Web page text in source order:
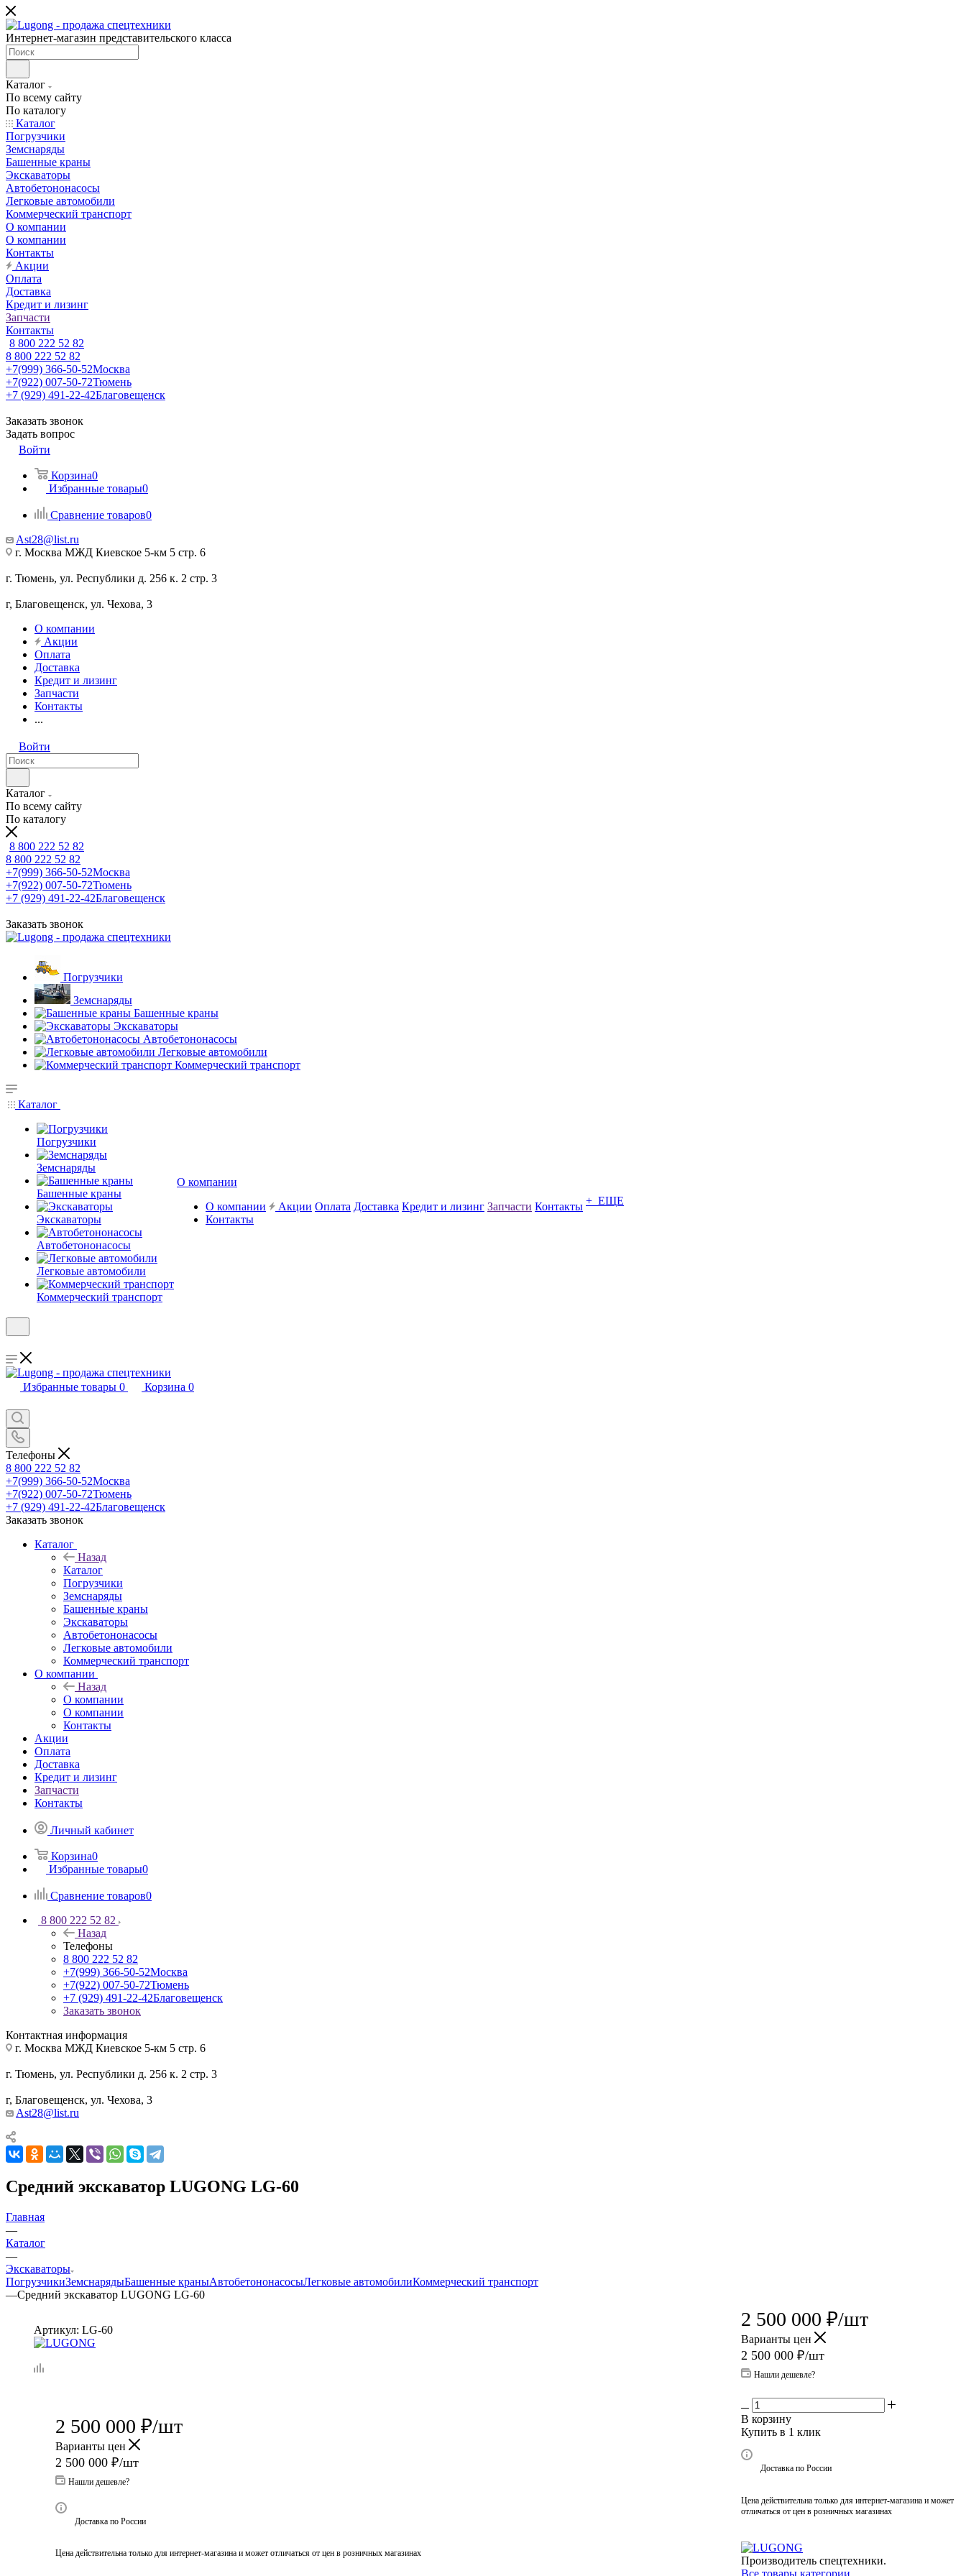
Интернет-магазин представительского класса
Каталог
По всему сайту
По каталогу
Каталог
Погрузчики
Земснаряды
Башенные краны
Экскаваторы
Автобетононасосы
Легковые автомобили
Коммерческий транспорт
О компании
О компании
Контакты
Акции
Оплата
Доставка
Кредит и лизинг
Запчасти
Контакты
8 800 222 52 82
8 800 222 52 82
+7(999) 366-50-52Москва
+7(922) 007-50-72Тюмень
+7 (929) 491-22-42Благовещенск
Заказать звонок
Задать вопрос
Войти
Корзина0
Избранные товары0
Сравнение товаров0
Ast28@list.ru
г. Москва МЖД Киевское 5-км 5 стр. 6
г. Тюмень, ул. Республики д. 256 к. 2 стр. 3
г, Благовещенск, ул. Чехова, 3
О компании
Акции
Оплата
Доставка
Кредит и лизинг
Запчасти
Контакты
...
Войти
Каталог
По всему сайту
По каталогу
8 800 222 52 82
8 800 222 52 82
+7(999) 366-50-52Москва
+7(922) 007-50-72Тюмень
+7 (929) 491-22-42Благовещенск
Заказать звонок
Погрузчики
Земснаряды
Башенные краны
Экскаваторы
Автобетононасосы
Легковые автомобили
Коммерческий транспорт
Каталог
Погрузчики
Земснаряды
Башенные краны
Экскаваторы
Автобетононасосы
Легковые автомобили
Коммерческий транспорт
О компании
О компании
Контакты
Акции Оплата Доставка Кредит и лизинг Запчасти Контакты + ЕЩЕ
Избранные товары 0 Корзина 0
Телефоны
8 800 222 52 82
+7(999) 366-50-52Москва
+7(922) 007-50-72Тюмень
+7 (929) 491-22-42Благовещенск
Заказать звонок
Каталог
Назад
Каталог
Погрузчики
Земснаряды
Башенные краны
Экскаваторы
Автобетононасосы
Легковые автомобили
Коммерческий транспорт
О компании
Назад
О компании
О компании
Контакты
Акции
Оплата
Доставка
Кредит и лизинг
Запчасти
Контакты
Личный кабинет
Корзина0
Избранные товары0
Сравнение товаров0
8 800 222 52 82
Назад
Телефоны
8 800 222 52 82
+7(999) 366-50-52Москва
+7(922) 007-50-72Тюмень
+7 (929) 491-22-42Благовещенск
Заказать звонок
Контактная информация
г. Москва МЖД Киевское 5-км 5 стр. 6
г. Тюмень, ул. Республики д. 256 к. 2 стр. 3
г, Благовещенск, ул. Чехова, 3
Ast28@list.ru
Средний экскаватор LUGONG LG-60
Главная
—
Каталог
—
Экскаваторы
ПогрузчикиЗемснарядыБашенные краныАвтобетононасосыЛегковые автомобилиКоммерческий транспорт
—Средний экскаватор LUGONG LG-60
Артикул: LG-60
2 500 000 ₽/шт
Варианты цен
2 500 000 ₽/шт
Нашли дешевле?
Доставка по России
Цена действительна только для интернет-магазина и может отличаться от цен в розничных магазинах
2 500 000 ₽/шт
Варианты цен
2 500 000 ₽/шт
Нашли дешевле?
В корзину
Купить в 1 клик
Доставка по России
Цена действительна только для интернет-магазина и может
отличаться от цен в розничных магазинах
Производитель спецтехники.
Все товары категории